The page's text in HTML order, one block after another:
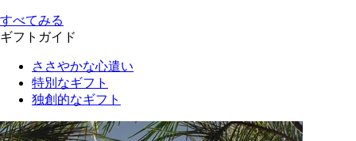
すべてみる
ギフトガイド
ささやかな心遣い
特別なギフト
独創的なギフト